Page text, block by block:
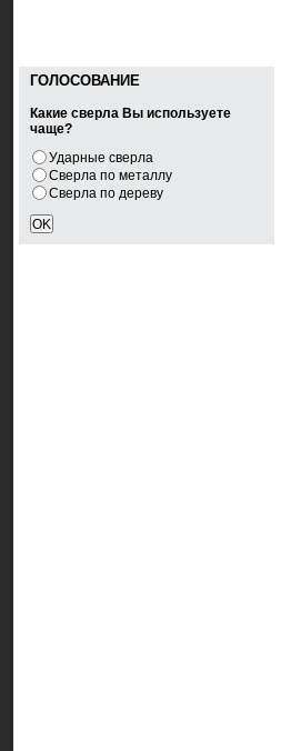
ГОЛОСОВАНИЕ
Какие сверла Вы используете
чаще?
Ударные сверла
Сверла по металлу
Сверла по дереву